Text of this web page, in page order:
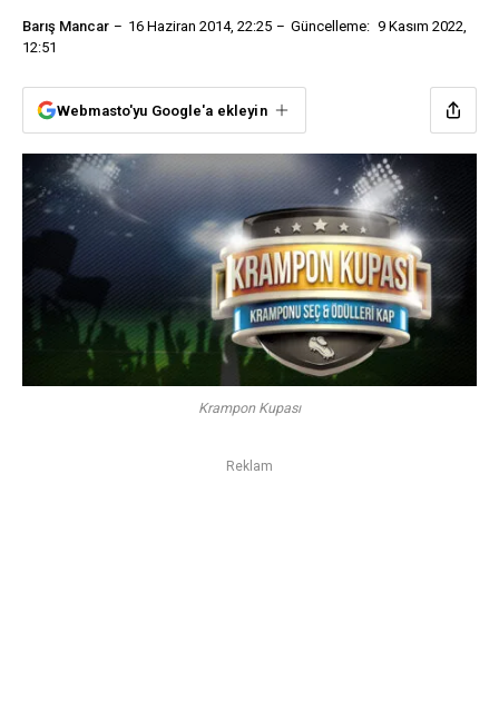
Barış Mancar 16 Haziran 2014, 22:25 Güncelleme: 9 Kasım 2022,
12:51
Webmasto'yu Google'a ekleyin
Krampon Kupası
Reklam